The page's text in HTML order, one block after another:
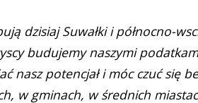
dzisiaj Suwałki i północno-
budujemy naszymi
nasz potencjał i móc czuć się
w gminach, w średnich